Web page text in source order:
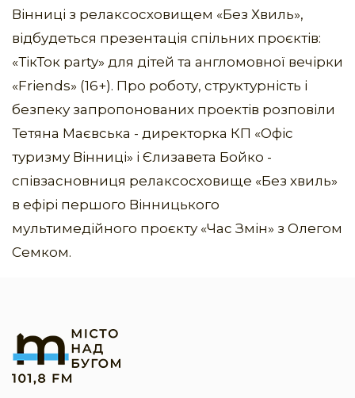
Вінниці з релаксосховищем «Без Хвиль»,
відбудеться презентація спільних проєктів:
«ТікТок party» для дітей та англомовної вечірки
«Friends» (16+). Про роботу, структурність і
безпеку запропонованих проектів розповіли
Тетяна Маєвська - директорка КП «Офіс
туризму Вінниці» і Єлизавета Бойко -
співзасновниця релаксосховище «Без хвиль»
в ефірі першого Вінницького
мультимедійного проєкту «Час Змін» з Олегом
Семком.